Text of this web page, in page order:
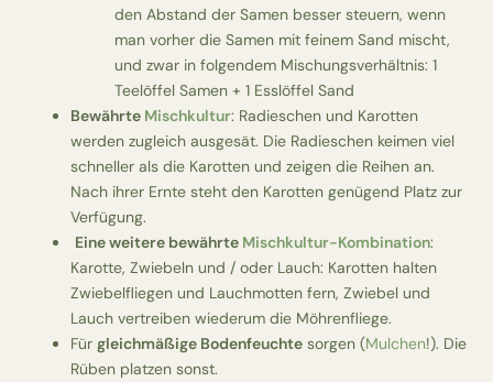
den Abstand der Samen besser steuern, wenn
man vorher die Samen mit feinem Sand mischt,
und zwar in folgendem Mischungsverhältnis: 1
Teelöffel Samen + 1 Esslöffel Sand
Bewährte Mischkultur: Radieschen und Karotten
werden zugleich ausgesät. Die Radieschen keimen viel
schneller als die Karotten und zeigen die Reihen an.
Nach ihrer Ernte steht den Karotten genügend Platz zur
Verfügung.
Eine weitere bewährte Mischkultur-Kombination:
Karotte, Zwiebeln und / oder Lauch: Karotten halten
Zwiebelfliegen und Lauchmotten fern, Zwiebel und
Lauch vertreiben wiederum die Möhrenfliege.
Für gleichmäßige Bodenfeuchte sorgen (Mulchen!). Die
Rüben platzen sonst.